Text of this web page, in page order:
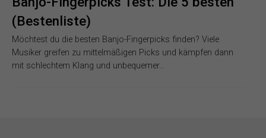
(Bestenliste)
Möchtest du die besten Banjo-Fingerpicks finden? Viele
Musiker greifen zu mittelmäßigen Picks und kämpfen dann
mit schlechtem Klang und unbequemer…